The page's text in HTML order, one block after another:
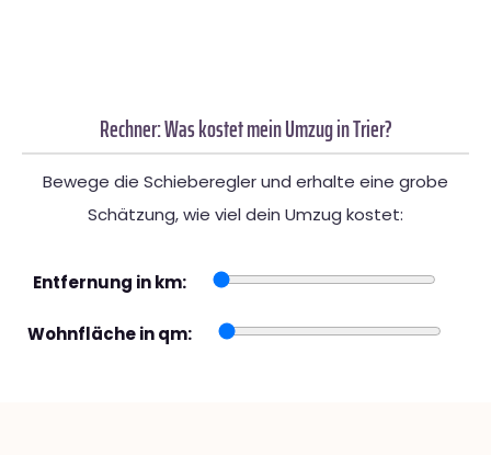
Rechner: Was kostet mein Umzug in Trier?
Bewege die Schieberegler und erhalte eine grobe
Schätzung, wie viel dein Umzug kostet:
Entfernung in km:
Wohnfläche in qm: